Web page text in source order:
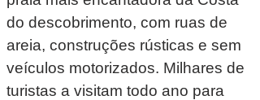
do descobrimento, com ruas de
areia, construções rústicas e sem
veículos motorizados. Milhares de
turistas a visitam todo ano para